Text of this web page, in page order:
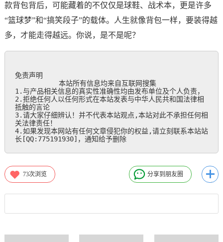
款背包背后，可能藏着的不仅仅是球鞋、战术本，更是许多
“篮球梦”和“搞笑段子”的载体。人生就像背包一样，要装得越
多，才能走得越远。你说，是不是呢？
免责声明
本站所有信息均来自互联网搜集
1.与产品相关信息的真实性准确性均由发布单位及个人负责，
2.拒绝任何人以任何形式在本站发表与中华人民共和国法律相
抵触的言论
3.请大家仔细辨认！并不代表本站观点,本站对此不承担任何相
关法律责任！
4.如果发现本网站有任何文章侵犯你的权益,请立刻联系本站站
长[QQ:775191930]，通知给予删除
73次浏览 分享到朋友圈